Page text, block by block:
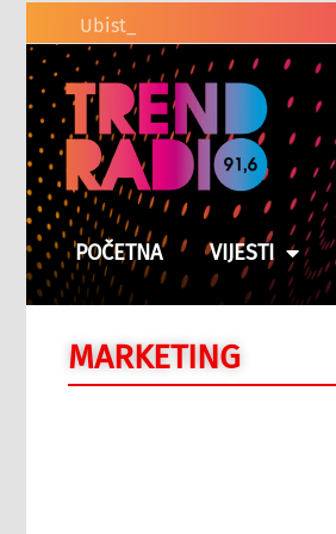
Ubistvo u Cazinu: Policija
POČETNA VIJESTI
MARKETING